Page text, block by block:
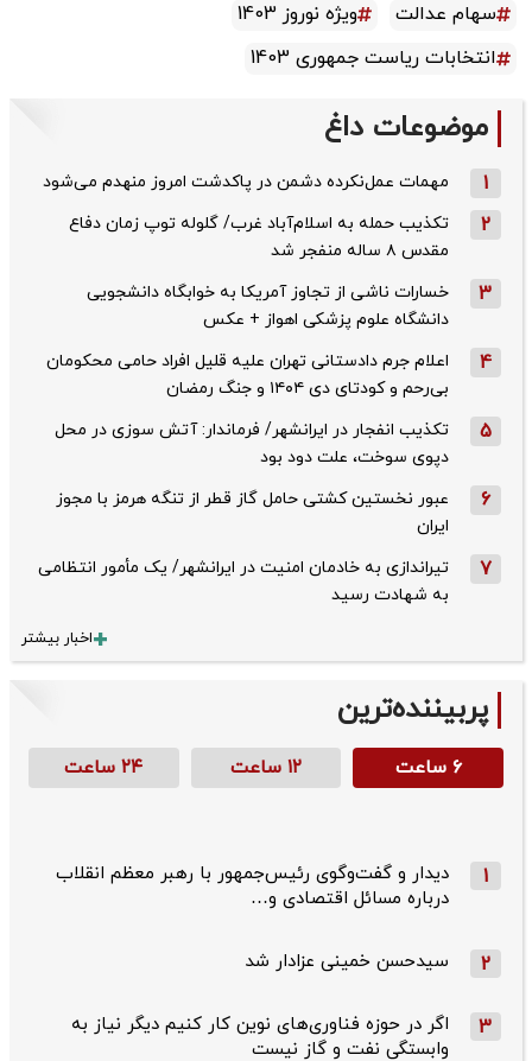
سهام عدالت
ویژه نوروز 1403
انتخابات ریاست جمهوری 1403
موضوعات داغ
1 مهمات عمل‌نکرده دشمن در پاکدشت امروز منهدم می‌شود
2
تکذیب حمله به اسلام‌آباد غرب/ گلوله توپ زمان دفاع
مقدس ۸ ساله منفجر شد
3
خسارات ناشی از تجاوز آمریکا به خوابگاه دانشجویی
دانشگاه علوم پزشکی اهواز + عکس
4
اعلام جرم دادستانی تهران علیه قلیل افراد حامی محکومان
بی‌رحم و کودتای دی‌ ۱۴۰۴ و جنگ رمضان
5
تکذیب ‌انفجار در ایرانشهر/ فرماندار: آتش سوزی در محل
دپوی سوخت، علت دود بود
6
عبور نخستین کشتی حامل گاز قطر از تنگه هرمز با مجوز
ایران
7
تیراندازی به خادمان امنیت در ایرانشهر/ یک مأمور انتظامی
به شهادت رسید
اخبار بیشتر
پربیننده‌ترین
۶ ساعت ۱۲ ساعت ۲۴ ساعت
1
دیدار و گفت‌وگوی رئیس‌جمهور با رهبر معظم انقلاب
درباره مسائل اقتصادی و…
2 سیدحسن خمینی عزادار شد
3
اگر در حوزه فناوری‌های نوین کار کنیم دیگر نیاز به
وابستگی نفت و گاز نیست